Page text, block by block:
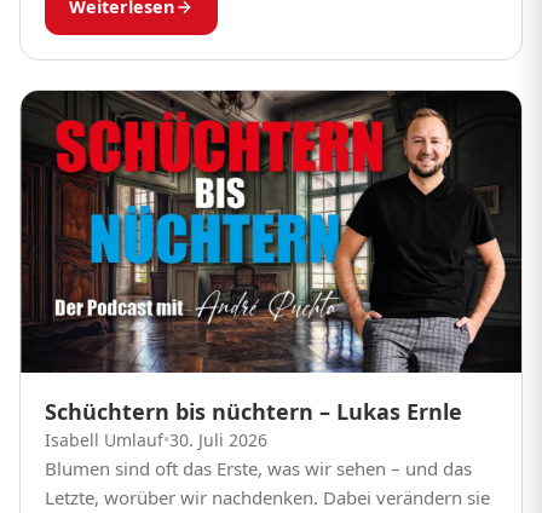
Weiterlesen
Schüchtern bis nüchtern – Lukas Ernle
Isabell Umlauf•30. Juli 2026
Blumen sind oft das Erste, was wir sehen – und das
Letzte, worüber wir nachdenken. Dabei verändern sie